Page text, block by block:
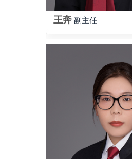
王奔 副主任